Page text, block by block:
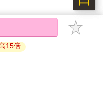
立場；如果你是政策制定
要失足摔死的就是你自
的錯，都是我的錯」，因
我的e書櫃」，點選線上
15倍